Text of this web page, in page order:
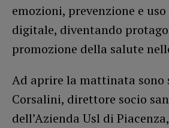
emozioni, prevenzione e
digitale, diventando
promozione della salute
Ad aprire la mattinata sono
Corsalini, direttore socio
dell’Azienda Usl di